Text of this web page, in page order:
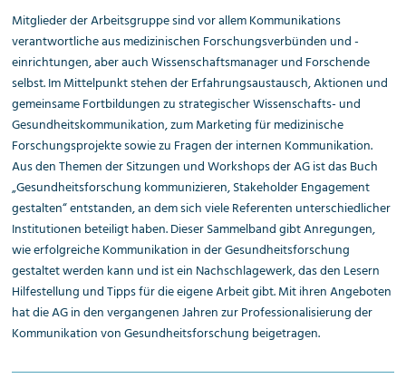
Mitglieder der Arbeitsgruppe sind vor allem Kommunikations
verantwortliche aus medizinischen Forschungsverbünden und -
einrichtungen, aber auch Wissenschaftsmanager und Forschende
selbst. Im Mittelpunkt stehen der Erfahrungsaustausch, Aktionen und
gemeinsame Fortbildungen zu strategischer Wissenschafts- und
Gesundheitskommunikation, zum Marketing für medizinische
Forschungsprojekte sowie zu Fragen der internen Kommunikation.
Aus den Themen der Sitzungen und Workshops der AG ist das Buch
„Gesundheitsforschung kommunizieren, Stakeholder Engagement
gestalten“ entstanden, an dem sich viele Referenten unterschiedlicher
Institutionen beteiligt haben. Dieser Sammelband gibt Anregungen,
wie erfolgreiche Kommunikation in der Gesundheitsforschung
gestaltet werden kann und ist ein Nachschlagewerk, das den Lesern
Hilfestellung und Tipps für die eigene Arbeit gibt. Mit ihren Angeboten
hat die AG in den vergangenen Jahren zur Professionalisierung der
Kommunikation von Gesundheitsforschung beigetragen.